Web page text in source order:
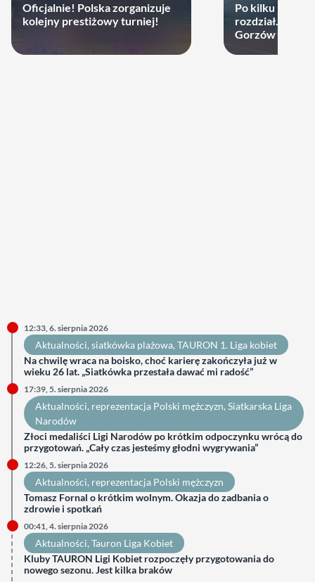
Oficjalnie! Polska zorganizuje
kolejny prestiżowy turniej!
Po kilku latach
rozdział.
Gorzów może
12:33, 6. sierpnia 2026
Aktualności, siatkówka plażowa, TAURON 1. Liga kobiet
Na chwilę wraca na boisko, choć karierę zakończyła już w
wieku 26 lat. „Siatkówka przestała dawać mi radość”
17:39, 5. sierpnia 2026
Aktualności, reprezentacja Polski mężczyzn, Siatkarska Liga
Narodów
Złoci medaliści Ligi Narodów po krótkim odpoczynku wrócą do
przygotowań. „Cały czas jesteśmy głodni wygrywania”
12:26, 5. sierpnia 2026
Aktualności, reprezentacja Polski mężczyzn
Tomasz Fornal o krótkim wolnym. Okazja do zadbania o
zdrowie i spotkań
00:41, 4. sierpnia 2026
Aktualności, Tauron Liga Kobiet
Kluby TAURON Ligi Kobiet rozpoczęły przygotowania do
nowego sezonu. Jest kilka braków